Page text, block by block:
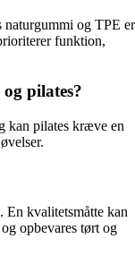
naturgummi og TPE er
funktion,
pilates?
kan pilates kræve en
kvalitetsmåtte kan
opbevares tørt og